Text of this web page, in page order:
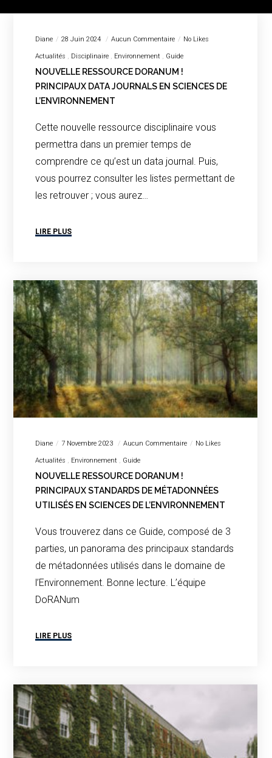
Diane 28 Juin 2024 Aucun Commentaire No Likes
Actualités Disciplinaire Environnement Guide
NOUVELLE RESSOURCE DORANUM !
PRINCIPAUX DATA JOURNALS EN SCIENCES DE
L’ENVIRONNEMENT
Cette nouvelle ressource disciplinaire vous
permettra dans un premier temps de
comprendre ce qu’est un data journal. Puis,
vous pourrez consulter les listes permettant de
les retrouver ; vous aurez…
LIRE PLUS
Diane 7 Novembre 2023 Aucun Commentaire No Likes
Actualités Environnement Guide
NOUVELLE RESSOURCE DORANUM !
PRINCIPAUX STANDARDS DE MÉTADONNÉES
UTILISÉS EN SCIENCES DE L’ENVIRONNEMENT
Vous trouverez dans ce Guide, composé de 3
parties, un panorama des principaux standards
de métadonnées utilisés dans le domaine de
l’Environnement. Bonne lecture. L’équipe
DoRANum
LIRE PLUS